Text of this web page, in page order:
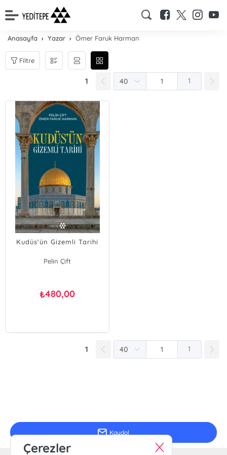
Anasayfa Yazar Ömer Faruk Harman
Filtre
1 1
Kudüs'ün Gizemli Tarihi
Pelin Çift
₺480,00
1 1
Kaydol
Çerezler